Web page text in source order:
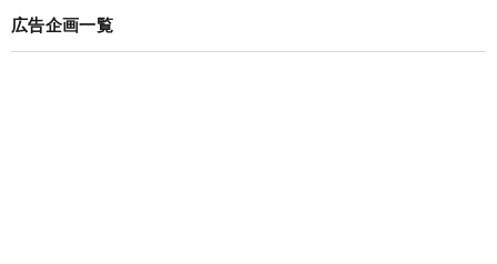
広告企画一覧